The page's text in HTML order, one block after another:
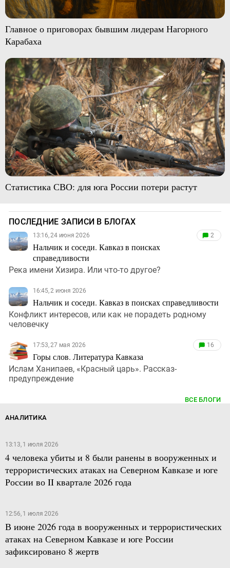
Главное о приговорах бывшим лидерам Нагорного
Карабаха
Статистика СВО: для юга России потери растут
ПОСЛЕДНИЕ ЗАПИСИ В БЛОГАХ
13:16, 24 июня 2026
Нальчик и соседи. Кавказ в поисках
справедливости
2
Река имени Хизира. Или что-то другое?
16:45, 2 июня 2026
Нальчик и соседи. Кавказ в поисках справедливости
Конфликт интересов, или как не порадеть родному
человечку
17:53, 27 мая 2026
Горы слов. Литература Кавказа
16
Ислам Ханипаев, «Красный царь». Рассказ-
предупреждение
ВСЕ БЛОГИ
АНАЛИТИКА
13:13, 1 июля 2026
4 человека убиты и 8 были ранены в вооруженных и
террористических атаках на Северном Кавказе и юге
России во II квартале 2026 года
12:56, 1 июля 2026
В июне 2026 года в вооруженных и террористических
атаках на Северном Кавказе и юге России
зафиксировано 8 жертв